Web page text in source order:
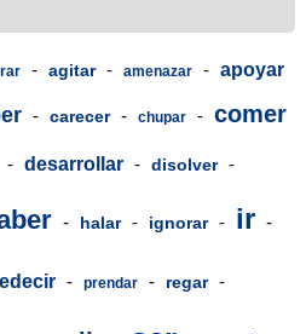
- agitar - amenazar - apoyar
- carecer - chupar - comer
- desarrollar - disolver -
- halar - ignorar - ir -
- prendar - regar -